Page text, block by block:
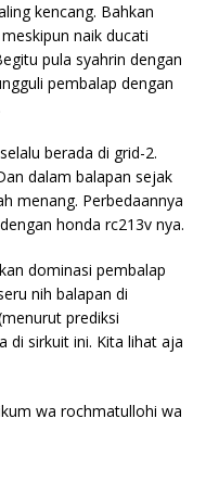
kencang. Bahkan
naik ducati
pula syahrin dengan
pembalap dengan
berada di grid-2.
dalam balapan sejak
menang. Perbedaannya
honda rc213v nya.
dominasi pembalap
nih balapan di
prediksi
di sirkuit ini. Kita lihat aja
wa rochmatullohi wa